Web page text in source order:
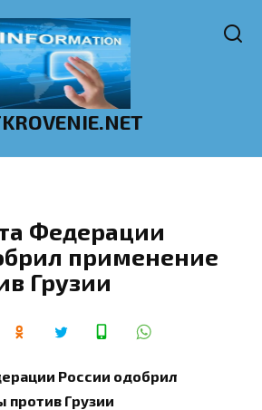
Федерации
применение
Грузии
России одобрил
Грузии